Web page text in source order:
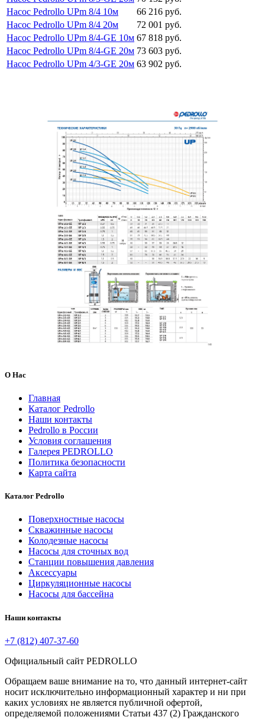
Насос Pedrollo UPm 8/4 10м
66 216 руб.
Насос Pedrollo UPm 8/4 20м
72 001 руб.
Насос Pedrollo UPm 8/4-GE 10м 67 818 руб.
Насос Pedrollo UPm 8/4-GE 20м 73 603 руб.
Насос Pedrollo UPm 4/3-GE 20м 63 902 руб.
О Нас
Главная
Каталог Pedrollo
Наши контакты
Pedrollo в России
Условия соглашения
Галерея PEDROLLO
Политика безопасности
Карта сайта
Каталог Pedrollo
Поверхностные насосы
Скважинные насосы
Колодезные насосы
Насосы для сточных вод
Станции повышения давления
Аксессуары
Циркуляционные насосы
Насосы для бассейна
Наши контакты
+7 (812) 407-37-60
Официальный сайт PEDROLLO
Обращаем ваше внимание на то, что данный интернет-сайт
носит исключительно информационный характер и ни при
каких условиях не является публичной офертой,
определяемой положениями Статьи 437 (2) Гражданского